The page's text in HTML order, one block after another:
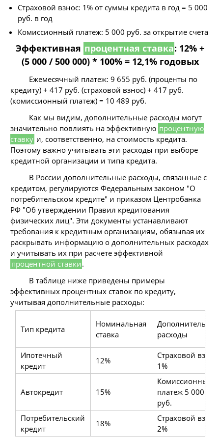
Страховой взнос: 1% от суммы кредита в год = 5 000
руб. в год
Комиссионный платеж: 5 000 руб. за открытие счета
Эффективная процентная ставка: 12% +
(5 000 / 500 000) * 100% = 12,1% годовых
Ежемесячный платеж: 9 655 руб. (проценты по
кредиту) + 417 руб. (страховой взнос) + 417 руб.
(комиссионный платеж) = 10 489 руб.
Как мы видим, дополнительные расходы могут
значительно повлиять на эффективную процентную
ставку и, соответственно, на стоимость кредита.
Поэтому важно учитывать эти расходы при выборе
кредитной организации и типа кредита.
В России дополнительные расходы, связанные с
кредитом, регулируются Федеральным законом "О
потребительском кредите" и приказом Центробанка
РФ "Об утверждении Правил кредитования
физических лиц". Эти документы устанавливают
требования к кредитным организациям, обязывая их
раскрывать информацию о дополнительных расходах
и учитывать их при расчете эффективной
процентной ставки.
В таблице ниже приведены примеры
эффективных процентных ставок по кредиту,
учитывая дополнительные расходы:
Тип кредита
Номинальная
ставка
Дополнительные
расходы
Ипотечный
кредит
12%
Страховой взнос
1%
Автокредит 15%
Комиссионный
платеж 5 000
руб.
Потребительский
кредит
18%
Страховой взнос
2%